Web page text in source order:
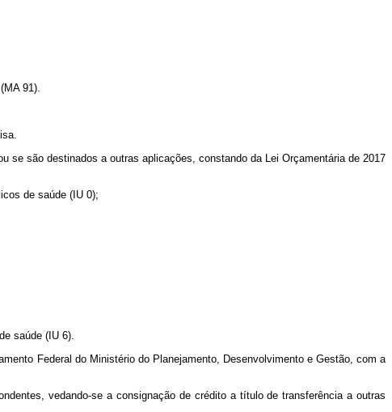
91).
se são destinados a outras aplicações, constando da Lei Orçamentária de 2017
de saúde (IU 0);
saúde (IU 6).
Federal do Ministério do Planejamento, Desenvolvimento e Gestão, com a
vedando-se a consignação de crédito a título de transferência a outras